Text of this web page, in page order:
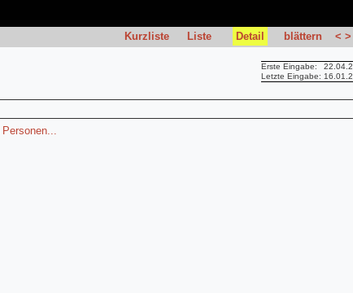
Kurzliste Liste Detail blättern < >
Erste Eingabe:
Letzte Eingabe: